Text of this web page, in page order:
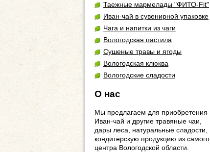
Таежные мармелады "ФИТО-Fit"
Иван-чай в сувенирной упаковке
Чага и напитки из чаги
Вологодская пастила
Сушеные травы и ягоды
Вологодская клюква
Вологодские сладости
О нас
Мы предлагаем для приобретения
Иван-чай и другие травяные чаи,
дары леса, натуральные сладости,
кондитерскую продукцию из самого
центра Вологодской области.